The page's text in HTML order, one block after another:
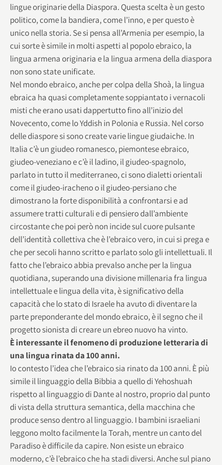
lingue originarie della Diaspora. Questa scelta è un gesto
politico, come la bandiera, come l’inno, e per questo è
unico nella storia. Se si pensa all’Armenia per esempio, la
cui sorte è simile in molti aspetti al popolo ebraico, la
lingua armena originaria e la lingua armena della diaspora
non sono state unificate.
Nel mondo ebraico, anche per colpa della Shoà, la lingua
ebraica ha quasi completamente soppiantato i vernacoli
misti che erano usati dappertutto fino all’inizio del
Novecento, come lo Yddish in Polonia e Russia. Nel corso
delle diaspore si sono create varie lingue giudaiche. In
Italia c’è un giudeo romanesco, piemontese ebraico,
giudeo-veneziano e c’è il ladino, il giudeo-spagnolo,
parlato in tutto il mediterraneo, ci sono dialetti orientali
come il giudeo-iracheno o il giudeo-persiano che
dimostrano la forte disponibilità a confrontarsi e ad
assumere tratti culturali e di pensiero dall’ambiente
circostante che poi però non incide sul cuore pulsante
dell’identità collettiva che è l’ebraico vero, in cui si prega e
che per secoli hanno scritto e parlato solo gli intellettuali. Il
fatto che l’ebraico abbia prevalso anche per la lingua
quotidiana, superando una divisione millenaria fra lingua
intellettuale e lingua della vita, è significativo della
capacità che lo stato di Israele ha avuto di diventare la
parte preponderante del mondo ebraico, è il segno che il
progetto sionista di creare un ebreo nuovo ha vinto.
È interessante il fenomeno di produzione letteraria di
una lingua rinata da 100 anni.
Io contesto l’idea che l’ebraico sia rinato da 100 anni. È più
simile il linguaggio della Bibbia a quello di Yehoshuah
rispetto al linguaggio di Dante al nostro, proprio dal punto
di vista della struttura semantica, della macchina che
produce senso dentro al linguaggio. I bambini israeliani
leggono molto facilmente la Torah, mentre un canto del
Paradiso è difficile da capire. Non esiste un ebraico
moderno, c’è l’ebraico che ha stadi diversi. Anche sul piano